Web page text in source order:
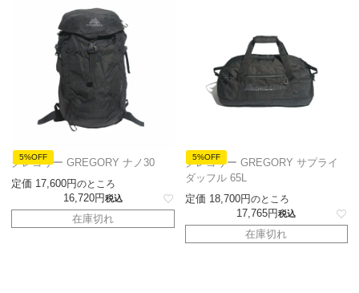
5%OFF
グレゴリー GREGORY ナノ30
定価 17,600 のところ
16,720 税込
在庫切れ
5%OFF
グレゴリー GREGORY サプライ
ダッフル 65L
定価 18,700 のところ
17,765 税込
在庫切れ